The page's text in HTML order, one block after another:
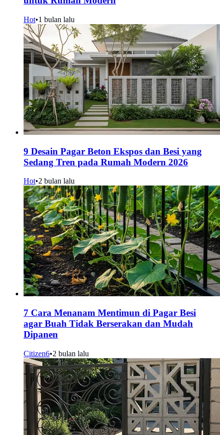
Hot•1 bulan lalu
9 Desain Pagar Beton Ekspos dan Besi yang
Sedang Tren pada Rumah Modern 2026
Hot•2 bulan lalu
7 Cara Menanam Mentimun di Pagar Besi
agar Buah Tidak Berserakan dan Mudah
Dipanen
Citizen6•2 bulan lalu